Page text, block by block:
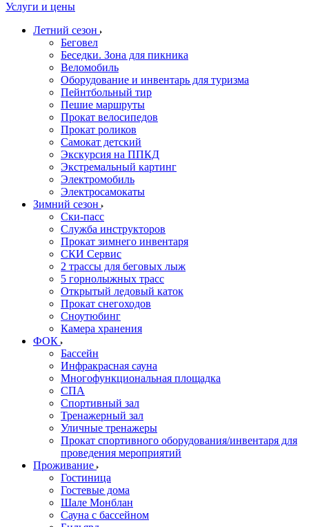
Услуги и цены
Летний сезон
Беговел
Беседки. Зона для пикника
Веломобиль
Оборудование и инвентарь для туризма
Пейнтбольный тир
Пешие маршруты
Прокат велосипедов
Прокат роликов
Самокат детский
Экскурсия на ППКД
Экстремальный картинг
Электромобиль
Электросамокаты
Зимний сезон
Ски-пасс
Служба инструкторов
Прокат зимнего инвентаря
СКИ Сервис
2 трассы для беговых лыж
5 горнолыжных трасс
Открытый ледовый каток
Прокат снегоходов
Сноутюбинг
Камера хранения
ФОК
Бассейн
Инфракрасная сауна
Многофункциональная площадка
СПА
Спортивный зал
Тренажерный зал
Уличные тренажеры
Прокат спортивного оборудования/инвентаря для
проведения мероприятий
Проживание
Гостиница
Гостевые дома
Шале Монблан
Сауна с бассейном